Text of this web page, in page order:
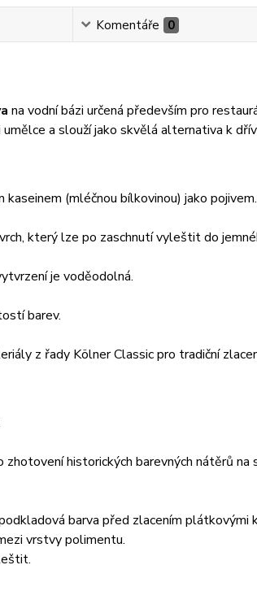
Komentáře 0
na vodní bázi určená především pro
a slouží jako skvělá alternativa k
kaseinem (mléčnou bílkovinou) jako pojivem.
který lze po zaschnutí vyleštit do
je voděodolná.
barev.
z řady Kölner Classic pro tradiční
historických barevných nátěrů na
barva před zlacením plátkovými
vrstvy polimentu.